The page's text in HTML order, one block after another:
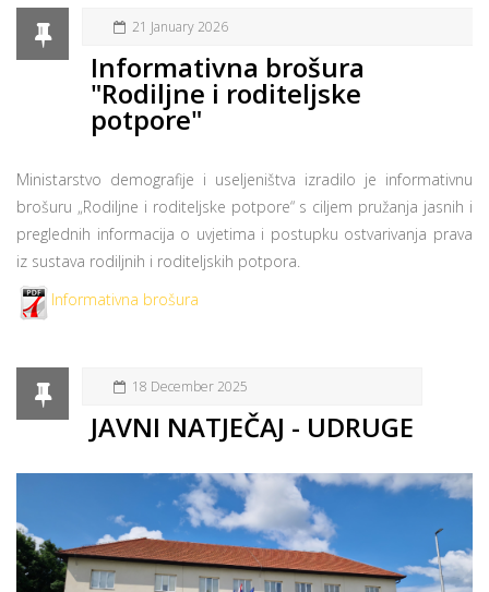
21 January 2026
Informativna brošura
"Rodiljne i roditeljske
potpore"
Ministarstvo demografije i useljeništva izradilo je informativnu
brošuru „Rodiljne i roditeljske potpore“ s ciljem pružanja jasnih i
preglednih informacija o uvjetima i postupku ostvarivanja prava
iz sustava rodiljnih i roditeljskih potpora.
Informativna brošura
18 December 2025
JAVNI NATJEČAJ - UDRUGE